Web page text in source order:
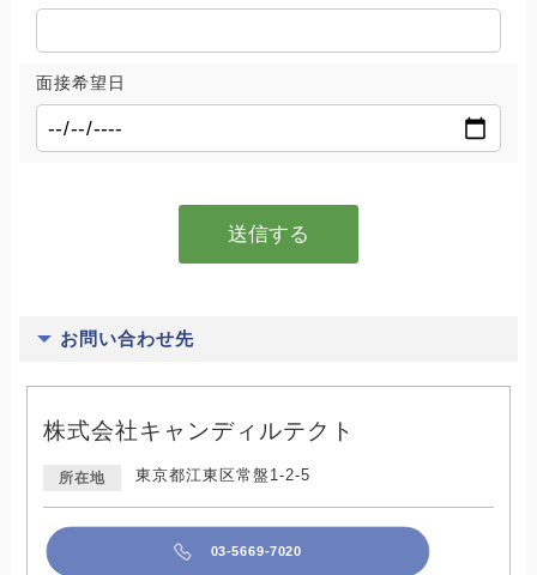
面接希望日
お問い合わせ先
株式会社キャンディルテクト
所在地 東京都江東区常盤1-2-5
03-5669-7020